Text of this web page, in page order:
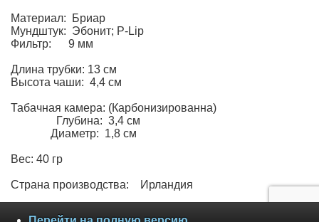
Материал: Бриар
Мундштук: Эбонит; P-Lip
Фильтр: 9 мм
Длина трубки: 13 см
Высота чаши: 4,4 см
Табачная камера: (Карбонизированна)
Глубина: 3,4 см
Диаметр: 1,8 см
Вес: 40 гр
Страна производства: Ирландия